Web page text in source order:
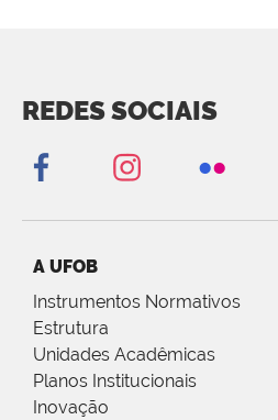
REDES SOCIAIS
A UFOB
Instrumentos Normativos
Estrutura
Unidades Acadêmicas
Planos Institucionais
Inovação